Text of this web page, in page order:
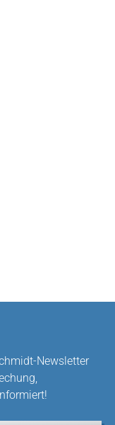
Newsletter